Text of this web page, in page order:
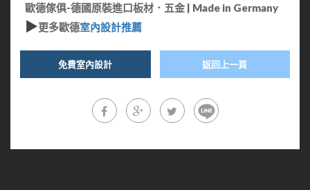
歐德傢俱-德國原裝進口板材．五金 | Made in Germany
▶更多歐德室內設計推薦
免費室內設計 返回上一頁